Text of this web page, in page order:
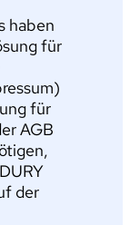
haben
für
für
AGB
der